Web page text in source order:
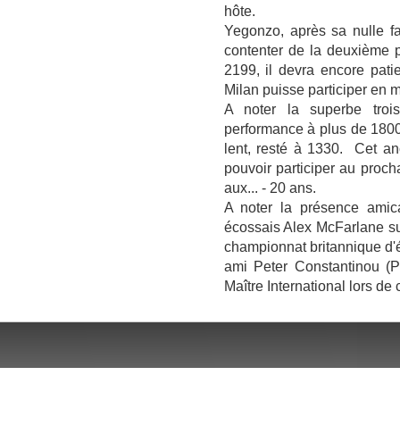
hôte.
Yegonzo, après sa nulle
contenter de la deuxième
2199, il devra encore
Milan puisse participer en
A noter la superbe
performance à plus de
lent, resté à 1330. Cet
pouvoir participer au
aux... - 20 ans.
A noter la présence
écossais Alex McFarlane
championnat britannique
ami Peter Constantinou
Maître International lors de